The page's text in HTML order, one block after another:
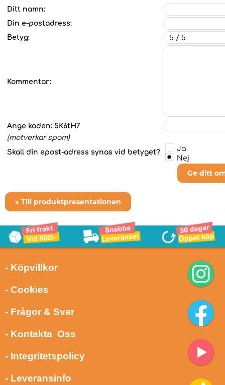
Ditt namn:
Din e-postadress:
Betyg:
Kommentar:
Ange koden: 5K6tH7
(motverkar spam)
Skall din epost-adress synas vid betyget?
Ja
Nej
Ge ditt
« Till produktpresentationen
- Köpvillkor
- Cookies
- Frågor & Svar
- Kontakta Oss
- Integritetspolicy
- Leveransinfo